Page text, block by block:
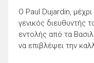
Ο Paul Dujardin,
γενικός διευθυντής
εντολής από τα
να επιβλέψει την